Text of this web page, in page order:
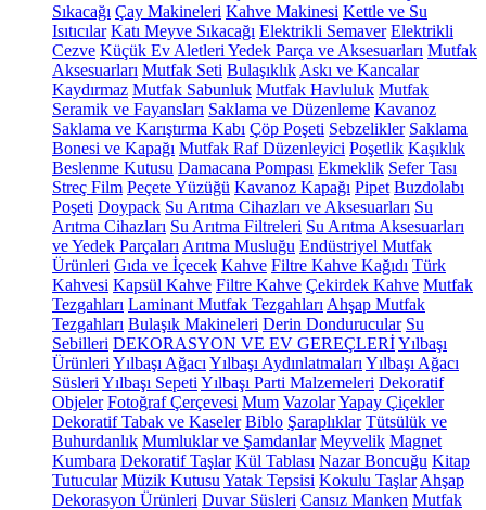
Sıkacağı Çay Makineleri Kahve Makinesi Kettle ve Su
Isıtıcılar Katı Meyve Sıkacağı Elektrikli Semaver Elektrikli
Cezve Küçük Ev Aletleri Yedek Parça ve Aksesuarları Mutfak
Aksesuarları Mutfak Seti Bulaşıklık Askı ve Kancalar
Kaydırmaz Mutfak Sabunluk Mutfak Havluluk Mutfak
Seramik ve Fayansları Saklama ve Düzenleme Kavanoz
Saklama ve Karıştırma Kabı Çöp Poşeti Sebzelikler Saklama
Bonesi ve Kapağı Mutfak Raf Düzenleyici Poşetlik Kaşıklık
Beslenme Kutusu Damacana Pompası Ekmeklik Sefer Tası
Streç Film Peçete Yüzüğü Kavanoz Kapağı Pipet Buzdolabı
Poşeti Doypack Su Arıtma Cihazları ve Aksesuarları Su
Arıtma Cihazları Su Arıtma Filtreleri Su Arıtma Aksesuarları
ve Yedek Parçaları Arıtma Musluğu Endüstriyel Mutfak
Ürünleri Gıda ve İçecek Kahve Filtre Kahve Kağıdı Türk
Kahvesi Kapsül Kahve Filtre Kahve Çekirdek Kahve Mutfak
Tezgahları Laminant Mutfak Tezgahları Ahşap Mutfak
Tezgahları Bulaşık Makineleri Derin Dondurucular Su
Sebilleri DEKORASYON VE EV GEREÇLERİYılbaşı
Ürünleri Yılbaşı Ağacı Yılbaşı Aydınlatmaları Yılbaşı Ağacı
Süsleri Yılbaşı Sepeti Yılbaşı Parti Malzemeleri Dekoratif
Objeler Fotoğraf Çerçevesi Mum VazolarYapay Çiçekler
Dekoratif Tabak ve Kaseler Biblo Şaraplıklar Tütsülük ve
Buhurdanlık Mumluklar ve Şamdanlar Meyvelik Magnet
Kumbara Dekoratif Taşlar Kül Tablası Nazar Boncuğu Kitap
Tutucular Müzik Kutusu Yatak Tepsisi Kokulu Taşlar Ahşap
Dekorasyon Ürünleri Duvar Süsleri Cansız Manken Mutfak